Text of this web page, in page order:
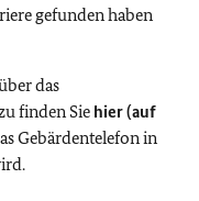
gefunden haben
das
finden Sie hier (auf
Gebärdentelefon in